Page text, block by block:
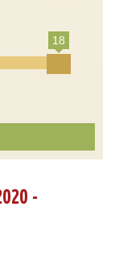
18
-